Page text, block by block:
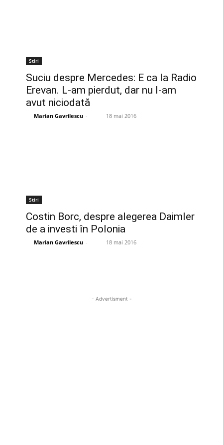
Stiri
Suciu despre Mercedes: E ca la Radio
Erevan. L-am pierdut, dar nu l-am
avut niciodată
Marian Gavrilescu - 18 mai 2016
Stiri
Costin Borc, despre alegerea Daimler
de a investi în Polonia
Marian Gavrilescu - 18 mai 2016
- Advertisment -